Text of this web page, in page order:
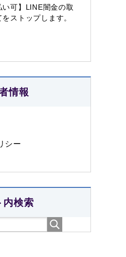
い可】LINE闇金の取
をストップします。
情報
シー
内検索